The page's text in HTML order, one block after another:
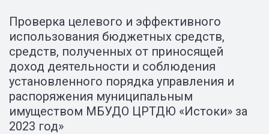
Проверка целевого и эффективного
использования бюджетных средств,
средств, полученных от приносящей
доход деятельности и соблюдения
установленного порядка управления и
распоряжения муниципальным
имуществом МБУДО ЦРТДЮ «Истоки» за
2023 год»